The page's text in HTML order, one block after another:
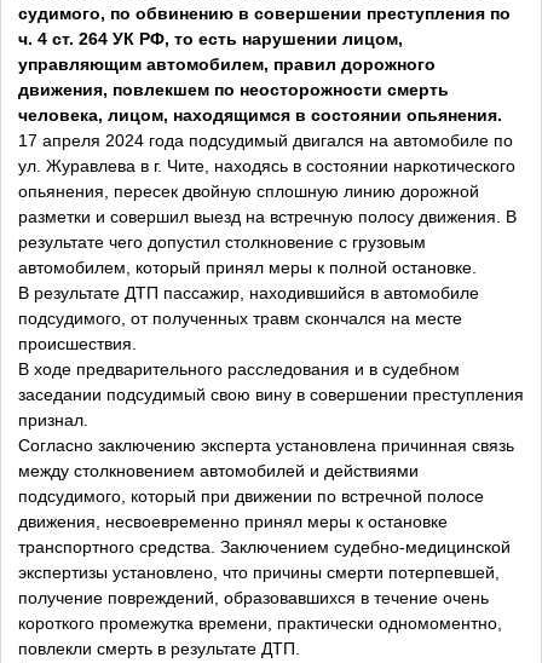
судимого, по обвинению в совершении преступления по
ч. 4 ст. 264 УК РФ, то есть нарушении лицом,
управляющим автомобилем, правил дорожного
движения, повлекшем по неосторожности смерть
человека, лицом, находящимся в состоянии опьянения.
17 апреля 2024 года подсудимый двигался на автомобиле по
ул. Журавлева в г. Чите, находясь в состоянии наркотического
опьянения, пересек двойную сплошную линию дорожной
разметки и совершил выезд на встречную полосу движения. В
результате чего допустил столкновение с грузовым
автомобилем, который принял меры к полной остановке.
В результате ДТП пассажир, находившийся в автомобиле
подсудимого, от полученных травм скончался на месте
происшествия.
В ходе предварительного расследования и в судебном
заседании подсудимый свою вину в совершении преступления
признал.
Согласно заключению эксперта установлена причинная связь
между столкновением автомобилей и действиями
подсудимого, который при движении по встречной полосе
движения, несвоевременно принял меры к остановке
транспортного средства. Заключением судебно-медицинской
экспертизы установлено, что причины смерти потерпевшей,
получение повреждений, образовавшихся в течение очень
короткого промежутка времени, практически одномоментно,
повлекли смерть в результате ДТП.